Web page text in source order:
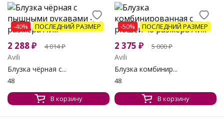
-40% ПОСЛЕДНИЙ РАЗМЕР
2 288₽ 4 014₽
Avili
Блузка чёрная с...
48
В корзину
-50% ПОСЛЕДНИЙ РАЗМЕР
2 375 ₽ 5 000₽
Avili
Блузка комбинир...
48
В корзину